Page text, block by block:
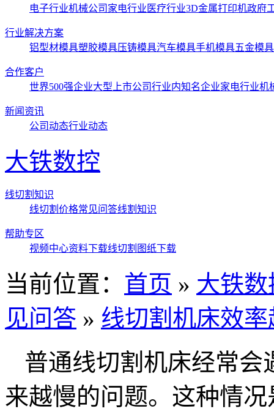
电子行业机械公司 家电行业 医疗行业3D金属打印机政府
行业解决方案
铝型材模具塑胶模具压铸模具汽车模具手机模具五金模具
合作客户
世界500强企业大型上市公司行业内知名企业家电行业机
新闻资讯
公司动态行业动态
大铁数控
线切割知识
线切割价格常见问答线割知识
帮助专区
视频中心资料下载线切割图纸下载
当前位置： 首页 » 大铁
见问答 » 线切割机床效
普通线切割机床经常
来越慢的问题。这种情